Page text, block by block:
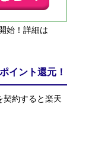
始！詳細は
イント還元！
契約すると楽天